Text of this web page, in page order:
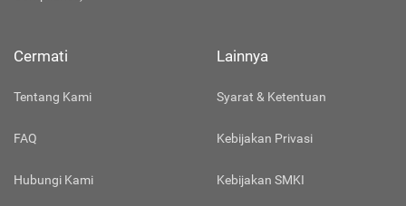
Cermati
Tentang Kami
FAQ
Hubungi Kami
Lainnya
Syarat & Ketentuan
Kebijakan Privasi
Kebijakan SMKI